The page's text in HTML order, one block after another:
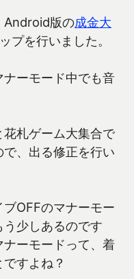
Android版の成金大
プを行いました。
ーモード中でも音
札ゲーム大集合で
、出る修正を行い
OFFのマナーモー
う少しあるのです
ーモードって、着
すよね？